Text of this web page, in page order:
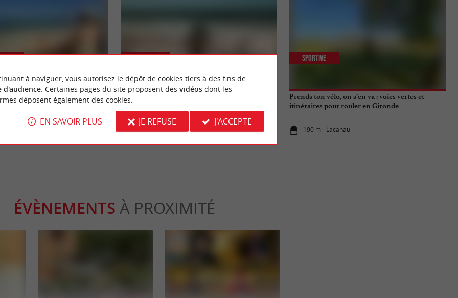
les meilleurs choses à faire
de votre séjour
Lacanau : balade en VTT et promenade en bord
190 m - Lacanau
Sportive
Prends ton vélo, on s’en va : voies vertes et
itinéraires pour rouler en Gironde
190 m - Lacanau
Sportive
ÉVÈNEMENTS À PROXIMITÉ
à naviguer, vous autorisez le dépôt de cookies tiers à des fins de
d'audience. Certaines pages du site proposent des vidéosdont les
déposent également des cookies.
EN SAVOIR PLUS JE REFUSE J'ACCEPTE